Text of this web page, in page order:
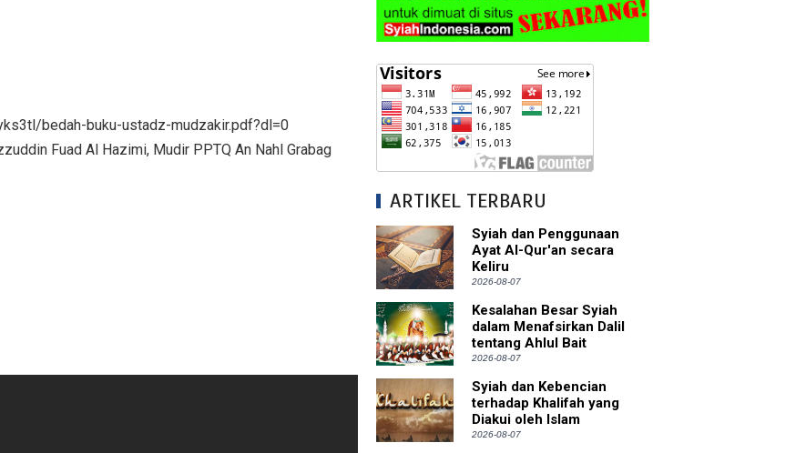
Syiah dan Penggunaan Ayat Al-Qur'an secara Keliru
bedah-buku-ustadz-mudzakir.pdf?dl=0
Fuad Al Hazimi, Mudir PPTQ An Nahl Grabag
ARTIKEL TERBARU
Syiah dan Penggunaan
Ayat Al-Qur'an secara
Keliru
2026-08-07
Kesalahan Besar Syiah
dalam Menafsirkan Dalil
tentang Ahlul Bait
2026-08-07
Syiah dan Kebencian
terhadap Khalifah yang
Diakui oleh Islam
2026-08-07